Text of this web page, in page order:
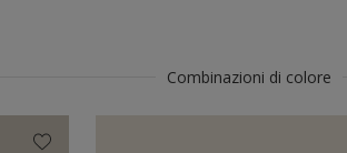
Combinazioni di colore